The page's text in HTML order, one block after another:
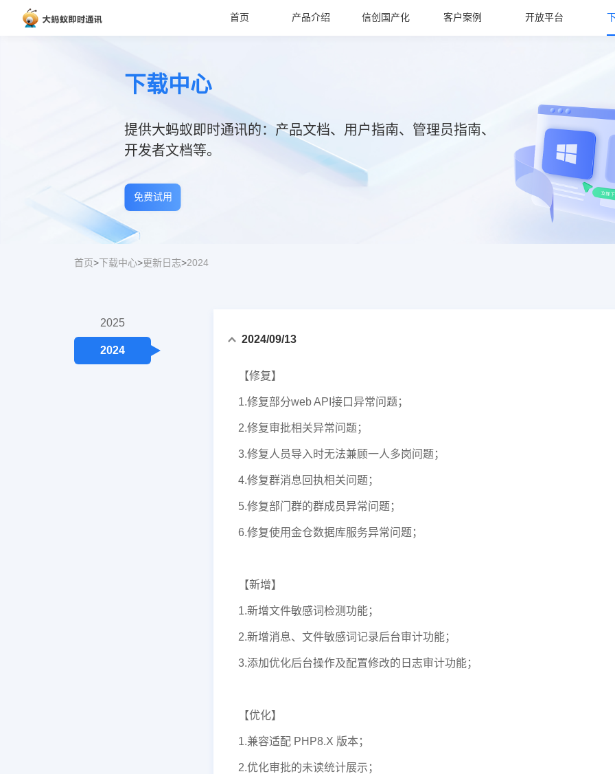
首页 产品介绍 信创国产化 客户案例 开放平台
下载中心
提供大蚂蚁即时通讯的：产品文档、用户指南、管理员指南、
开发者文档等。
免费试用
首页>下载中心>更新日志>2024
2025
2024
2024/09/13
【修复】
1.修复部分web API接口异常问题；
2.修复审批相关异常问题；
3.修复人员导入时无法兼顾一人多岗问题；
4.修复群消息回执相关问题；
5.修复部门群的群成员异常问题；
6.修复使用金仓数据库服务异常问题；
【新增】
1.新增文件敏感词检测功能；
2.新增消息、文件敏感词记录后台审计功能；
3.添加优化后台操作及配置修改的日志审计功能；
【优化】
1.兼容适配 PHP8.X 版本；
2.优化审批的未读统计展示；